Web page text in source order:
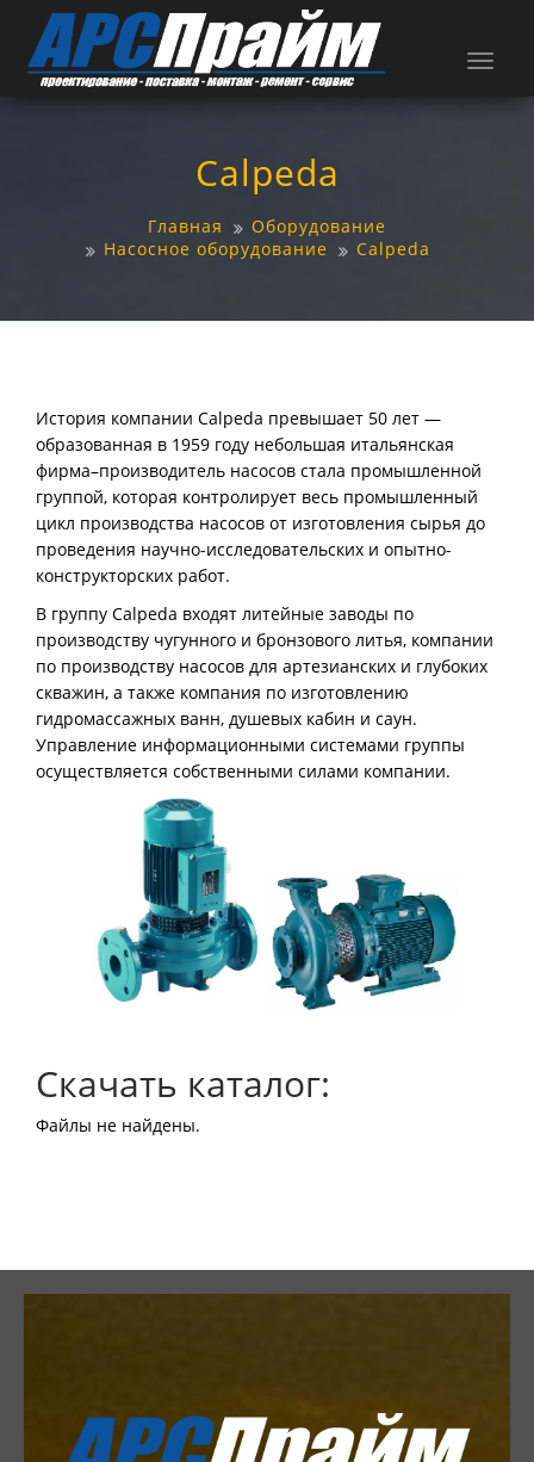
Calpeda
Главная
Оборудование
Насосное оборудование
Calpeda
История компании Calpeda превышает 50 лет —
образованная в 1959 году небольшая итальянская
фирма–производитель насосов стала промышленной
группой, которая контролирует весь промышленный
цикл производства насосов от изготовления сырья до
проведения научно-исследовательских и опытно-
конструкторских работ.
В группу Calpeda входят литейные заводы по
производству чугунного и бронзового литья, компании
по производству насосов для артезианских и глубоких
скважин, а также компания по изготовлению
гидромассажных ванн, душевых кабин и саун.
Управление информационными системами группы
осуществляется собственными силами компании.
Скачать каталог:
Файлы не найдены.